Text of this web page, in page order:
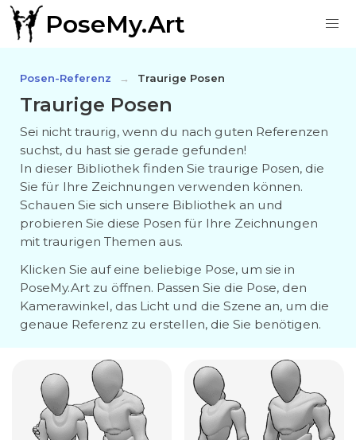
PoseMy.Art
Posen-Referenz Traurige Posen
Traurige Posen
Sei nicht traurig, wenn du nach guten Referenzen
suchst, du hast sie gerade gefunden!
In dieser Bibliothek finden Sie traurige Posen, die
Sie für Ihre Zeichnungen verwenden können.
Schauen Sie sich unsere Bibliothek an und
probieren Sie diese Posen für Ihre Zeichnungen
mit traurigen Themen aus.
Klicken Sie auf eine beliebige Pose, um sie in
PoseMy.Art zu öffnen. Passen Sie die Pose, den
Kamerawinkel, das Licht und die Szene an, um die
genaue Referenz zu erstellen, die Sie benötigen.